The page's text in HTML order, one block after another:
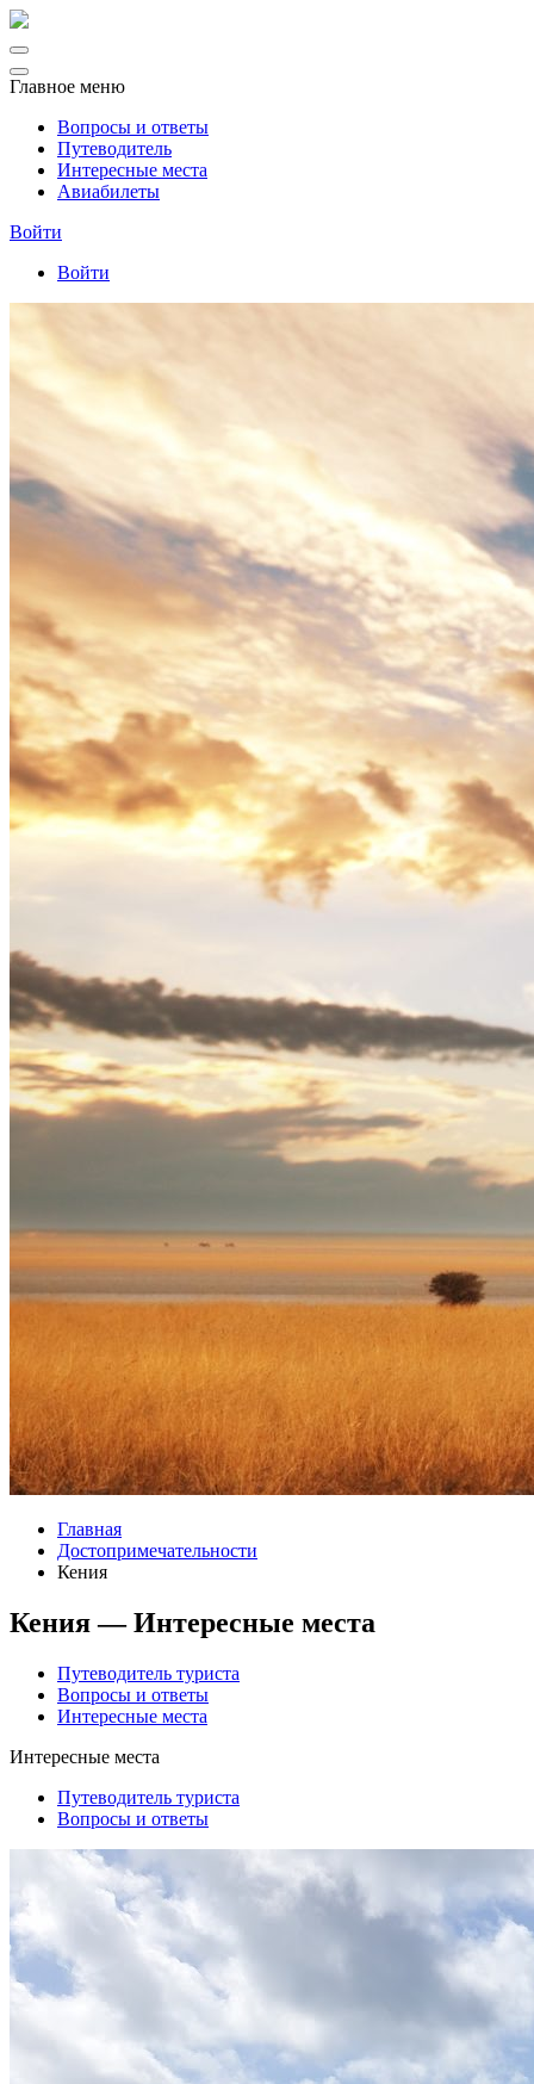
Главное меню
Вопросы и ответы
Путеводитель
Интересные места
Авиабилеты
Войти
Войти
Главная
Достопримечательности
Кения
Кения — Интересные места
Путеводитель туриста
Вопросы и ответы
Интересные места
Интересные места
Путеводитель туриста
Вопросы и ответы